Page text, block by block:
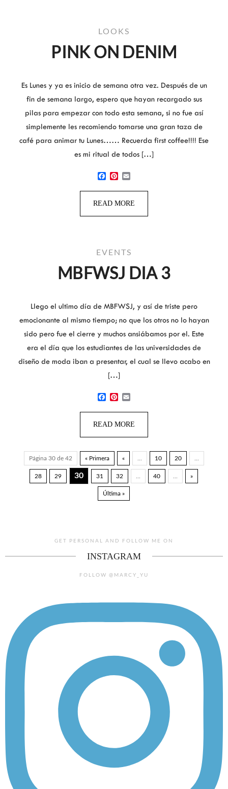
LOOKS
PINK ON DENIM
Es Lunes y ya es inicio de semana otra vez. Después de un
fin de semana largo, espero que hayan recargado sus
pilas para empezar con todo esta semana, si no fue así
simplemente les recomiendo tomarse una gran taza de
café para animar tu Lunes…… Recuerda first coffee!!!! Ese
es mi ritual de todos […]
READ MORE
EVENTS
MBFWSJ DIA 3
Llego el ultimo día de MBFWSJ, y así de triste pero
emocionante al mismo tiempo; no que los otros no lo hayan
sido pero fue el cierre y muchos ansiábamos por el. Este
era el día que los estudiantes de las universidades de
diseño de moda iban a presentar, el cual se llevo acabo en
[…]
READ MORE
Página 30 de 42 « Primera « 10 20
28 29 30 31 32 40 »
Última »
GET PERSONAL AND FOLLOW ME ON
INSTAGRAM
FOLLOW @MARCY_YU